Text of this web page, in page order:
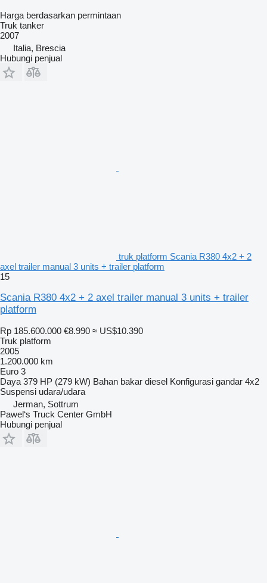
Harga berdasarkan permintaan
Truk tanker
2007
Italia, Brescia
Hubungi penjual
truk platform Scania R380 4x2 + 2
axel trailer manual 3 units + trailer platform
15
Scania R380 4x2 + 2 axel trailer manual 3 units + trailer
platform
Rp 185.600.000 €8.990 ≈ US$10.390
Truk platform
2005
1.200.000 km
Euro 3
Daya 379 HP (279 kW) Bahan bakar diesel Konfigurasi gandar 4x2
Suspensi udara/udara
Jerman, Sottrum
Pawel‘s Truck Center GmbH
Hubungi penjual